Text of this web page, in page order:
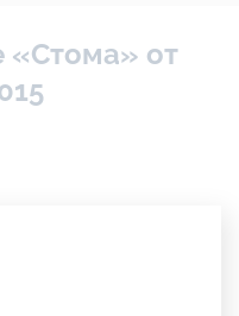
«Стома» от